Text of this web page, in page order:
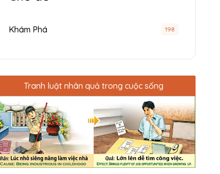
Khám Phá 198
Tranh luật nhân quả trong cuộc sống